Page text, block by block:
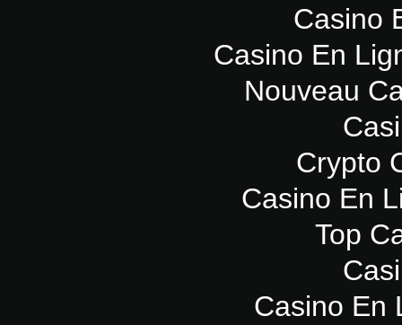
Casino
Casino En
Nouveau
Crypto
Casino En
Top
Casino En